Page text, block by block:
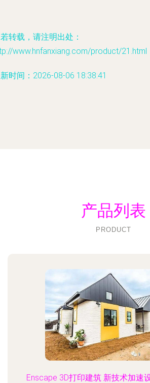
转载，请注明出处：
www.hnfanxiang.com/product/21.html
时间：2026-08-06 18:38:41
产品列表
PRODUCT
Enscape 3D打印建筑 新技术加速